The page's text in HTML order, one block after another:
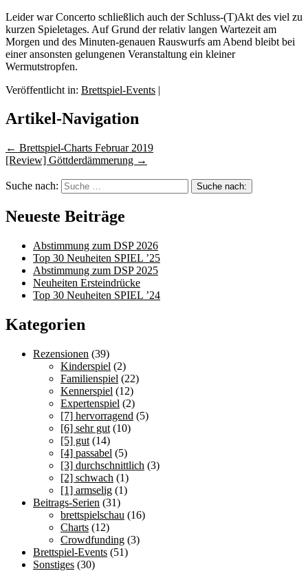
Leider war Concerto schließlich auch der Schluss-(T)Akt des viel zu
kurzen Spieletages. Auf Grund der relativ langen Wartezeit am
Morgen und des Minuten-genauen Rauswurfs am Abend bleibt bei
einer ansonsten gelungenen Veranstaltung ein kleiner
Wermutstropfen.
Veröffentlicht in: Brettspiel-Events |
Artikel-Navigation
← Brettspiel-Charts Februar 2019
[Review] Göttderdämmerung →
Suche nach:
Neueste Beiträge
Abstimmung zum DSP 2026
Top 30 Neuheiten SPIEL ’25
Abstimmung zum DSP 2025
Neuheiten Ersteindrücke
Top 30 Neuheiten SPIEL ’24
Kategorien
Rezensionen (39)
Kinderspiel (2)
Familienspiel (22)
Kennerspiel (12)
Expertenspiel (2)
[7] hervorragend (5)
[6] sehr gut (10)
[5] gut (14)
[4] passabel (5)
[3] durchschnittlich (3)
[2] schwach (1)
[1] armselig (1)
Beitrags-Serien (31)
brettspielschau (16)
Charts (12)
Crowdfunding (3)
Brettspiel-Events (51)
Sonstiges (30)